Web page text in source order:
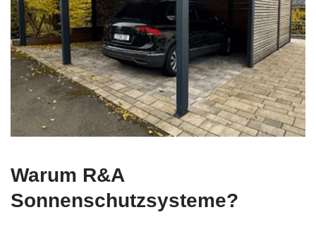
Warum R&A
Sonnenschutzsysteme?